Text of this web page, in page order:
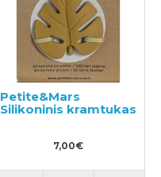
Petite&Mars
Silikoninis kramtukas
7,00€